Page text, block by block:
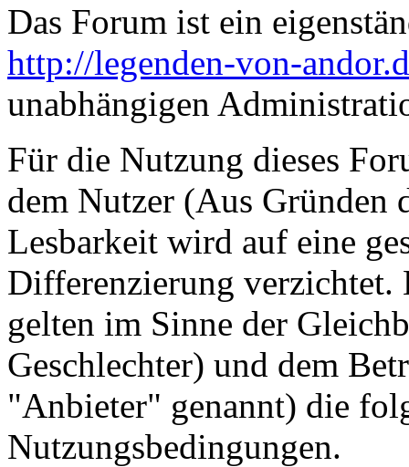
Das Forum ist ein
http://legenden-von-
unabhängigen
Für die Nutzung dieses
dem Nutzer (Aus Gründen
Lesbarkeit wird auf eine
Differenzierung verzichtet.
gelten im Sinne der
Geschlechter) und dem
"Anbieter" genannt) die
Nutzungsbedingungen.